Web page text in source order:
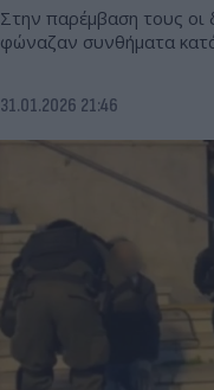
Στην παρέμβαση τους οι
φώναζαν συνθήματα
31.01.2026 21:46